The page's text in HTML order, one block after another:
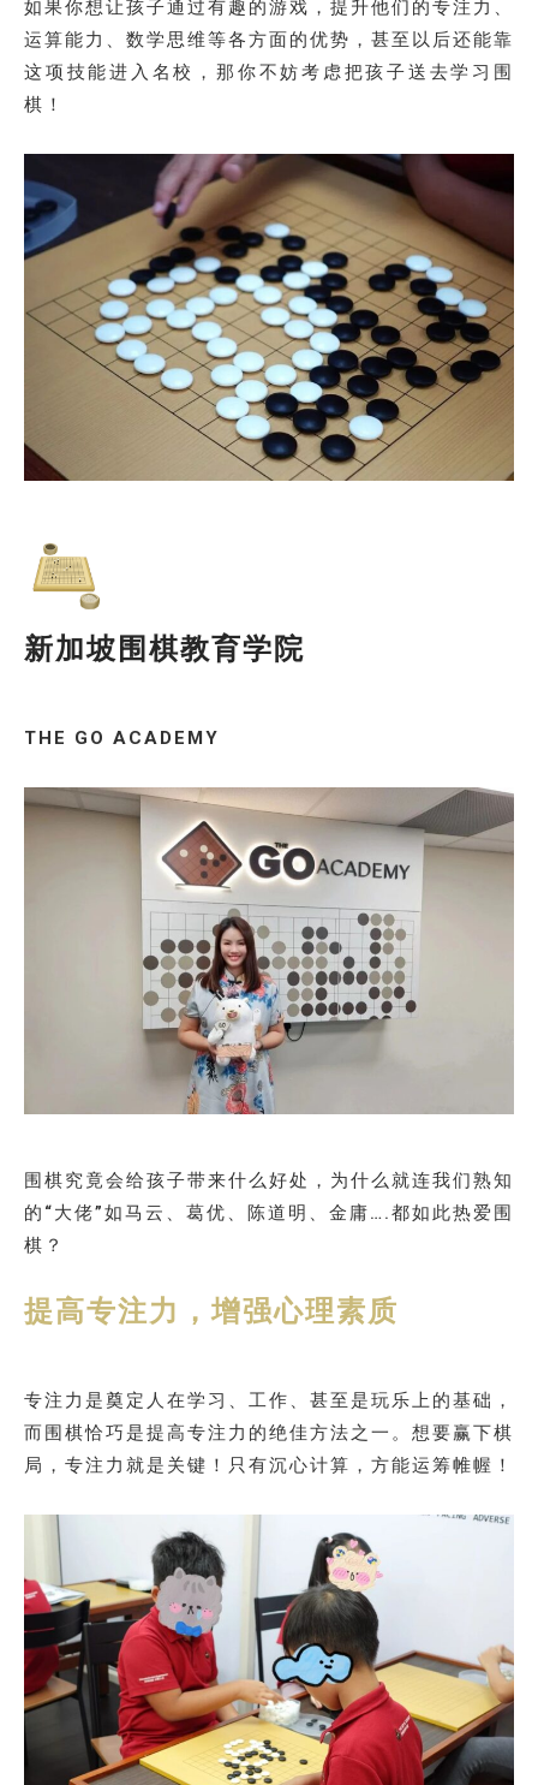
如果你想让孩子通过有趣的游戏，提升他们的专注力、
运算能力、数学思维等各方面的优势，甚至以后还能靠
这项技能进入名校，那你不妨考虑把孩子送去学习围
棋！
新加坡围棋教育学院
THE GO ACADEMY
围棋究竟会给孩子带来什么好处，为什么就连我们熟知
的“大佬”如马云、葛优、陈道明、金庸….都如此热爱围
棋？
提高专注力，增强心理素质
专注力是奠定人在学习、工作、甚至是玩乐上的基础，
而围棋恰巧是提高专注力的绝佳方法之一。想要赢下棋
局，专注力就是关键！只有沉心计算，方能运筹帷幄！